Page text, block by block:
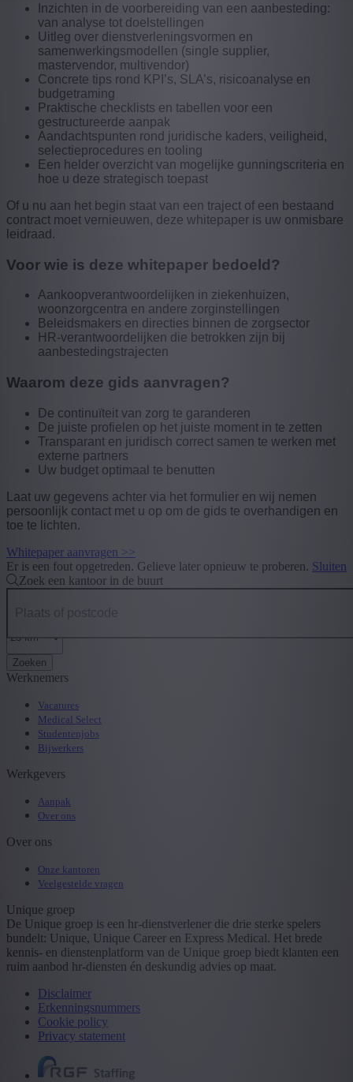
Inzichten in de voorbereiding van een aanbesteding:
van analyse tot doelstellingen
Uitleg over dienstverleningsvormen en
samenwerkingsmodellen (single supplier,
mastervendor, multivendor)
Concrete tips rond KPI’s, SLA’s, risicoanalyse en
budgetraming
Praktische checklists en tabellen voor een
gestructureerde aanpak
Aandachtspunten rond juridische kaders, veiligheid,
selectieprocedures en tooling
Een helder overzicht van mogelijke gunningscriteria en
hoe u deze strategisch toepast
Of u nu aan het begin staat van een traject of een bestaand
contract moet vernieuwen, deze whitepaper is uw onmisbare
leidraad.
Voor wie is deze whitepaper bedoeld?
Aankoopverantwoordelijken in ziekenhuizen,
woonzorgcentra en andere zorginstellingen
Beleidsmakers en directies binnen de zorgsector
HR-verantwoordelijken die betrokken zijn bij
aanbestedingstrajecten
Waarom deze gids aanvragen?
De continuïteit van zorg te garanderen
De juiste profielen op het juiste moment in te zetten
Transparant en juridisch correct samen te werken met
externe partners
Uw budget optimaal te benutten
Laat uw gegevens achter via het formulier en wij nemen
persoonlijk contact met u op om de gids te overhandigen en
toe te lichten.
Whitepaper aanvragen >>
Er is een fout opgetreden. Gelieve later opnieuw te proberen. Sluiten
Zoek een kantoor in de buurt
Zoeken
Werknemers
Vacatures
Medical Select
Studentenjobs
Bijwerkers
Werkgevers
Aanpak
Over ons
Over ons
Onze kantoren
Veelgestelde vragen
Unique groep
De Unique groep is een hr-dienstverlener die drie sterke spelers
bundelt: Unique, Unique Career en Express Medical. Het brede
kennis- en dienstenplatform van de Unique groep biedt klanten een
ruim aanbod hr-diensten én deskundig advies op maat.
Disclaimer
Erkenningsnummers
Cookie policy
Privacy statement